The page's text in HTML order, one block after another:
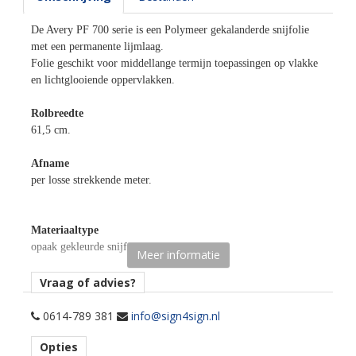
De Avery PF 700 serie is een Polymeer gekalanderde snijfolie
met een permanente lijmlaag.
Folie geschikt voor middellange termijn toepassingen op vlakke
en lichtglooiende oppervlakken.
Rolbreedte
61,5 cm.
Afname
per losse strekkende meter.
Materiaaltype
opaak gekleurde snijfolie.
kenmerk belijming
permanent, transparant, water gebaseerd.
vlak, licht gebogen.
Meer informatie
Vraag of advies?
0614-789 381 info@sign4sign.nl
Opties